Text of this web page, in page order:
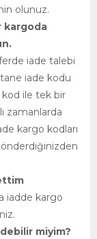
olunuz.
kargoda
iade talebi
iade kodu
ile tek bir
zamanlarda
kargo kodları
iadde kargo
miyim?